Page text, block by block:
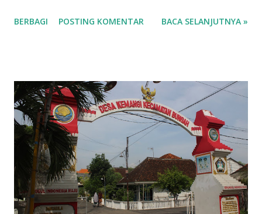
Setelah ditelusuri, perubahan warna air menjadi oranye
Baru sekali ini saja. Sudah disemprot juga tak mempan," ujar
salah seorang warga, Sukindar, di lokasi, Kamis sore.
Kejadian ini membuat jajaran Dinas Lingkungan Hidup (DLH)
Pemkab Gresik dan pihak kepolisian kemudian melakukan
penelusuran. Hasilnya, cairan berwarna oranye itu berasal
dari gudang yang berada di Kawasan Industri Gresik (KIG)
I4-6 milik PT PCS. Menurut keterangan ada tiga drum yang
terguling, dengan cairan berwarna oranye tersebut tumpah
BERBAGI POSTING KOMENTAR BACA SELANJUTNYA »